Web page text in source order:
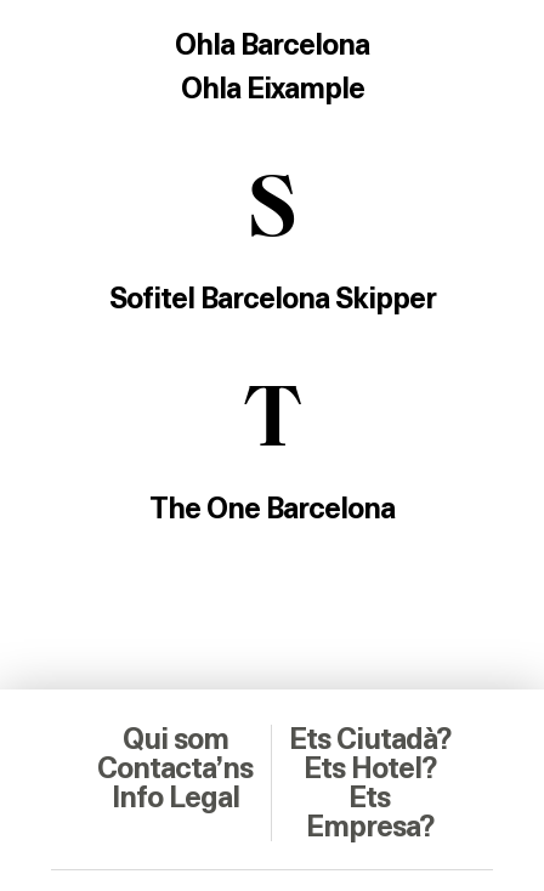
Ohla Barcelona
Ohla Eixample
S
Sofitel Barcelona Skipper
T
The One Barcelona
Qui som
Contacta’ns
Info Legal
Ets Ciutadà?
Ets Hotel?
Ets
Empresa?